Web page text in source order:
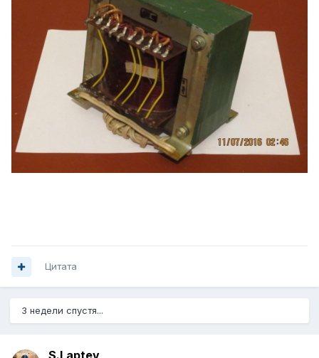
Цитата
3 недели спустя...